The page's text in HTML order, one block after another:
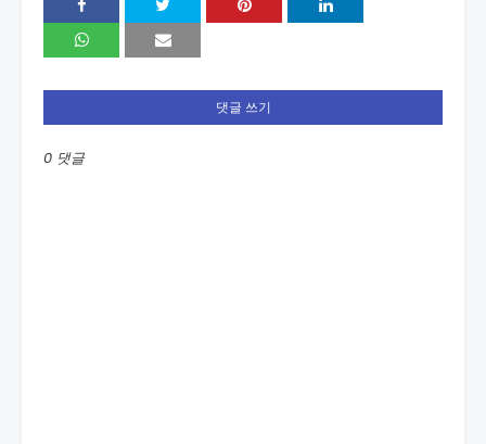
댓글 쓰기
0 댓글